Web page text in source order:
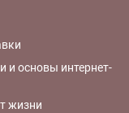
и основы интернет-
жизни